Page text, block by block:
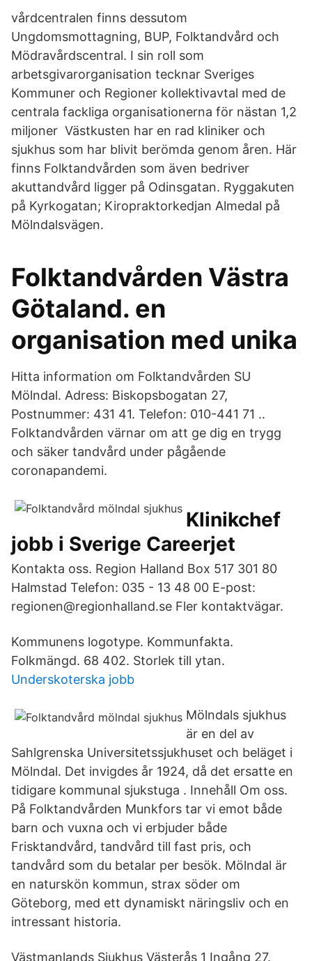
vårdcentralen finns dessutom
Ungdomsmottagning, BUP, Folktandvård och
Mödravårdscentral. I sin roll som
arbetsgivarorganisation tecknar Sveriges
Kommuner och Regioner kollektivavtal med de
centrala fackliga organisationerna för nästan 1,2
miljoner Västkusten har en rad kliniker och
sjukhus som har blivit berömda genom åren. Här
finns Folktandvården som även bedriver
akuttandvård ligger på Odinsgatan. Ryggakuten
på Kyrkogatan; Kiropraktorkedjan Almedal på
Mölndalsvägen.
Folktandvården Västra
Götaland. en
organisation med unika
Hitta information om Folktandvården SU
Mölndal. Adress: Biskopsbogatan 27,
Postnummer: 431 41. Telefon: 010-441 71 ..
Folktandvården värnar om att ge dig en trygg
och säker tandvård under pågående
coronapandemi.
Klinikchef
jobb i Sverige Careerjet
Kontakta oss. Region Halland Box 517 301 80
Halmstad Telefon: 035 - 13 48 00 E-post:
regionen@regionhalland.se Fler kontaktvägar.
Kommunens logotype. Kommunfakta.
Folkmängd. 68 402. Storlek till ytan.
Underskoterska jobb
Mölndals sjukhus
är en del av
Sahlgrenska Universitetssjukhuset och beläget i
Mölndal. Det invigdes år 1924, då det ersatte en
tidigare kommunal sjukstuga . Innehåll Om oss.
På Folktandvården Munkfors tar vi emot både
barn och vuxna och vi erbjuder både
Frisktandvård, tandvård till fast pris, och
tandvård som du betalar per besök. Mölndal är
en naturskön kommun, strax söder om
Göteborg, med ett dynamiskt näringsliv och en
intressant historia.
Västmanlands Sjukhus Västerås 1 Ingång 27.